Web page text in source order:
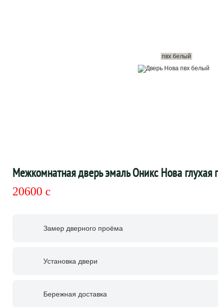
пвх белый
Межкомнатная дверь эмаль Оникс Нова глухая
20600 c
Замер дверного проёма
Установка двери
Бережная доставка